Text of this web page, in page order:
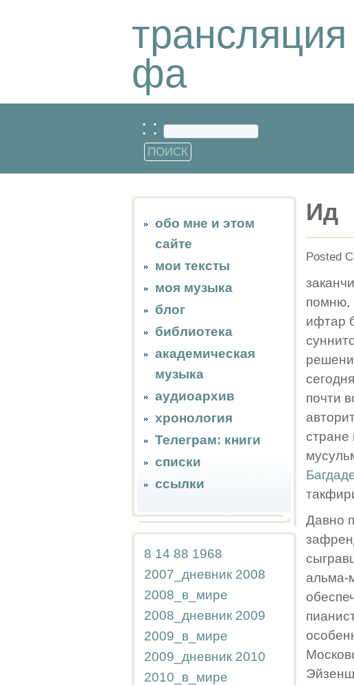
трансляция
фа
: :
обо мне и этом
сайте
мои тексты
моя музыка
блог
библиотека
академическая
музыка
аудиоархив
хронология
Телеграм: книги
списки
ссылки
8 14 88 1968
2007_дневник 2008
2008_в_мире
2008_дневник 2009
2009_в_мире
2009_дневник 2010
2010_в_мире
Ид
Posted
помню,
ифтар
почти
стране
Давно
альма-